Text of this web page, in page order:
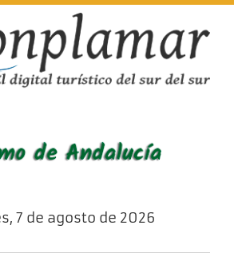
7 de agosto de 2026